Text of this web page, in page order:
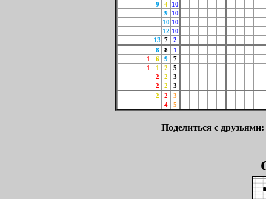
9
4 10
9
10
10 10
12 10
13 7
2
8
8
1
1
6 9
7
1
1 2
5
2
2
3
2
2
3
2
2
3
4
5
Поделиться с друзьями: